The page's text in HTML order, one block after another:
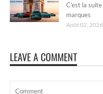
C’est la
marques
Août 02, 2026
LEAVE A COMMENT